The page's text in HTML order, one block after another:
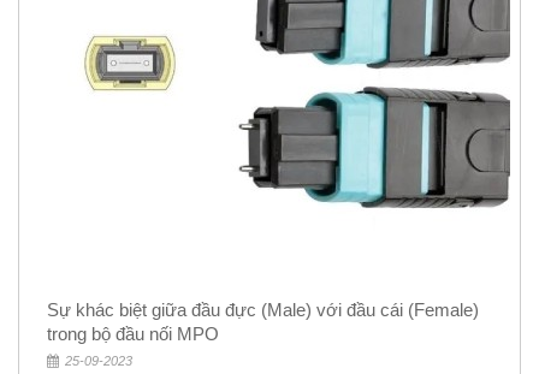
Sự khác biệt giữa đầu đực (Male) với đầu cái (Female)
trong bộ đầu nối MPO
25-09-2023